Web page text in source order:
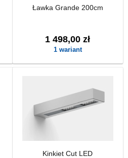
Ławka Grande 200cm
1 498,00 zł
1 wariant
Kinkiet Cut LED